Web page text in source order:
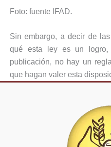
Foto: fuente IFAD.
Sin embargo, a decir de
qué esta ley es un
publicación, no hay un
que hagan valer esta